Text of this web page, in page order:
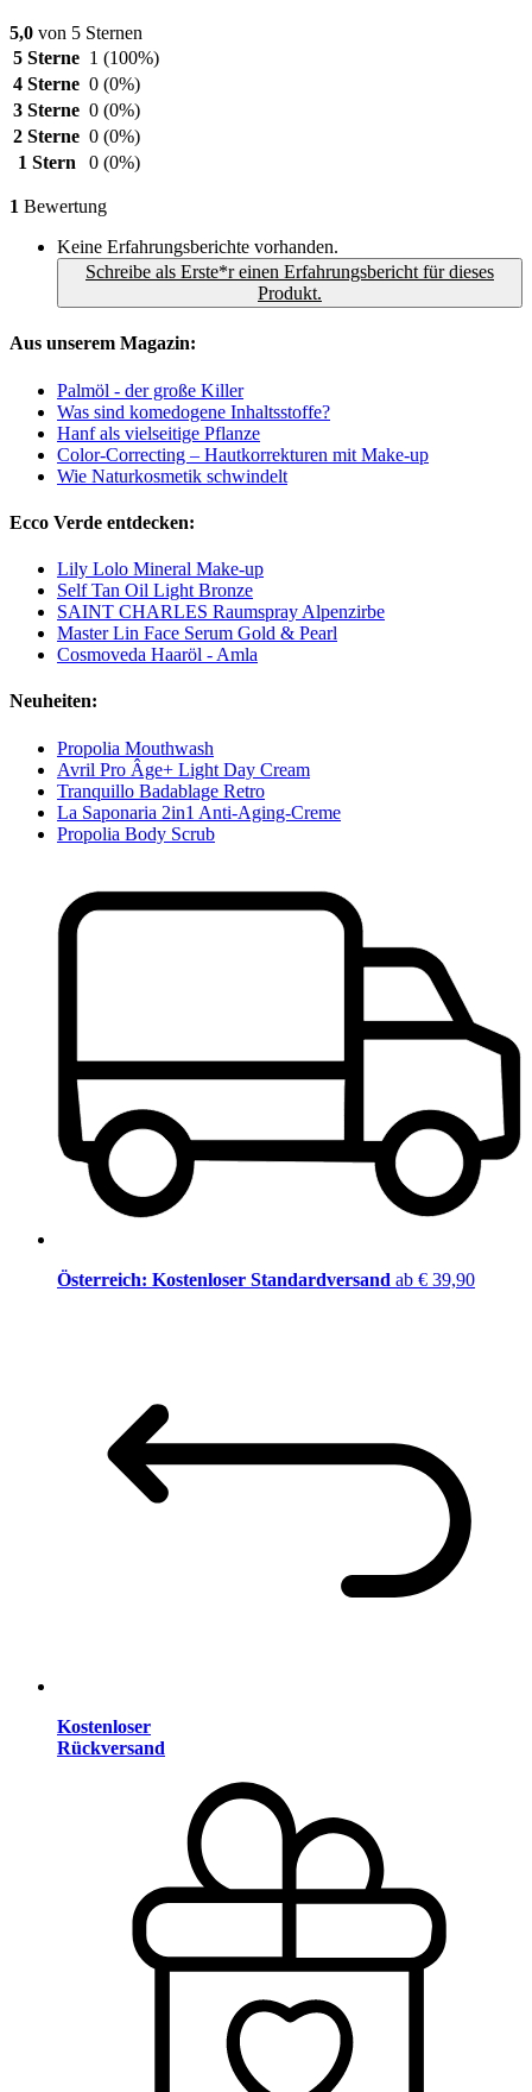
5,0 von 5 Sternen
5 Sterne 1 (100%)
4 Sterne 0 (0%)
3 Sterne 0 (0%)
2 Sterne 0 (0%)
1 Stern
0 (0%)
1 Bewertung
Keine Erfahrungsberichte vorhanden.
Schreibe als Erste*r einen Erfahrungsbericht für dieses
Produkt.
Aus unserem Magazin:
Palmöl - der große Killer
Was sind komedogene Inhaltsstoffe?
Hanf als vielseitige Pflanze
Color-Correcting – Hautkorrekturen mit Make-up
Wie Naturkosmetik schwindelt
Ecco Verde entdecken:
Lily Lolo Mineral Make-up
Self Tan Oil Light Bronze
SAINT CHARLES Raumspray Alpenzirbe
Master Lin Face Serum Gold & Pearl
Cosmoveda Haaröl - Amla
Neuheiten:
Propolia Mouthwash
Avril Pro Âge+ Light Day Cream
Tranquillo Badablage Retro
La Saponaria 2in1 Anti-Aging-Creme
Propolia Body Scrub
Österreich: Kostenloser Standardversand ab € 39,90
Kostenloser
Rückversand